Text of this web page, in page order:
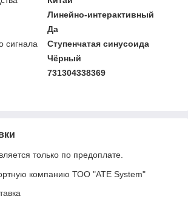
Линейно-интерактивный
Да
сигнала
Ступенчатая синусоида
Чёрный
731304338369
только по предоплате.
компанию ТОО "ATE System"